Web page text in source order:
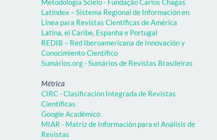
Metodologia Scielo - Fundação Carlos Chagas
Latindex – Sistema Regional de Información en
Línea para Revistas Científicas de América
Latina, el Caribe, Espanha e Portugal
REDIB – Red Iberoamericana de Innovación y
Conocimiento Científico
Sumários.org - Sumários de Revistas Brasileiras
Métrica
CIRC - Clasificación Integrada de Revistas
Científicas
Google Acadêmico
MIAR - Matriz de Información para el Análisis de
Revistas